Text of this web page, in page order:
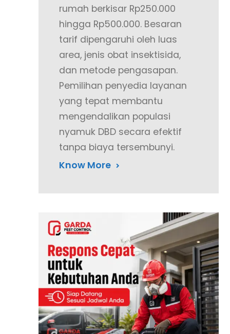
rumah berkisar Rp250.000
hingga Rp500.000. Besaran
tarif dipengaruhi oleh luas
area, jenis obat insektisida,
dan metode pengasapan.
Pemilihan penyedia layanan
yang tepat membantu
mengendalikan populasi
nyamuk DBD secara efektif
tanpa biaya tersembunyi.
Know More